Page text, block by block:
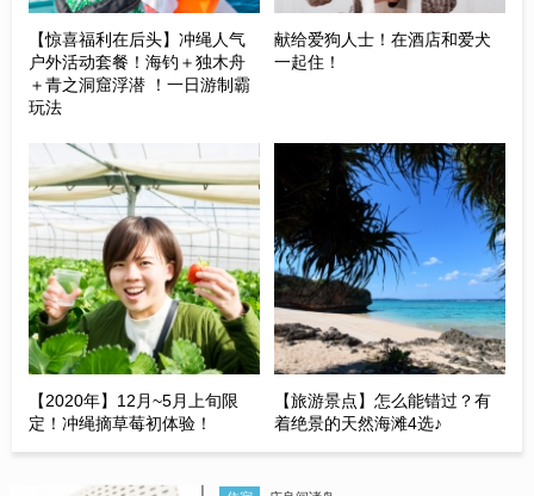
【惊喜福利在后头】冲绳人气
户外活动套餐！海钓＋独木舟
＋青之洞窟浮潜 ！一日游制霸
玩法
献给爱狗人士！在酒店和爱犬
一起住！
【2020年】12月~5月上旬限
定！冲绳摘草莓初体验！
【旅游景点】怎么能错过？有
着绝景的天然海滩4选♪